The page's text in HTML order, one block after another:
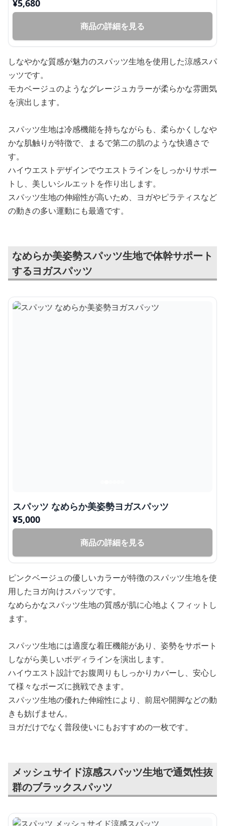
¥5,680
商品の詳細を見る
しなやかな質感が魅力のスパッツ生地を使用した涼感スパ
ッツです。
モカベージュのようなグレージュカラーが柔らかな雰囲気
を演出します。
スパッツ生地は冷感機能を持ちながらも、柔らかくしなや
かな肌触りが特徴で、まるで第二の肌のような快適さで
す。
ハイウエストデザインでウエストラインをしっかりサポー
トし、美しいシルエットを作り出します。
スパッツ生地の伸縮性が高いため、ヨガやピラティスなど
の動きの多い運動にも最適です。
なめらか美姿勢スパッツ生地で体幹サポート
するヨガスパッツ
スパッツ なめらか美姿勢ヨガスパッツ
¥5,000
商品の詳細を見る
ピンクベージュの優しいカラーが特徴のスパッツ生地を使
用したヨガ向けスパッツです。
なめらかなスパッツ生地の質感が肌に心地よくフィットし
ます。
スパッツ生地には適度な着圧機能があり、姿勢をサポート
しながら美しいボディラインを演出します。
ハイウエスト設計でお腹周りもしっかりカバーし、安心し
て様々なポーズに挑戦できます。
スパッツ生地の優れた伸縮性により、前屈や開脚などの動
きも妨げません。
ヨガだけでなく普段使いにもおすすめの一枚です。
メッシュサイド涼感スパッツ生地で通気性抜
群のブラックスパッツ